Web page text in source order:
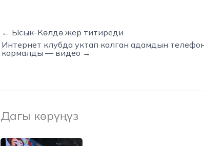
← Ысык-Көлдө жер титиреди
Интернет клубда уктап калган адамдын
кармалды — видео →
Дагы көрүңүз